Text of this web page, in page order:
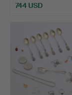
744 USD